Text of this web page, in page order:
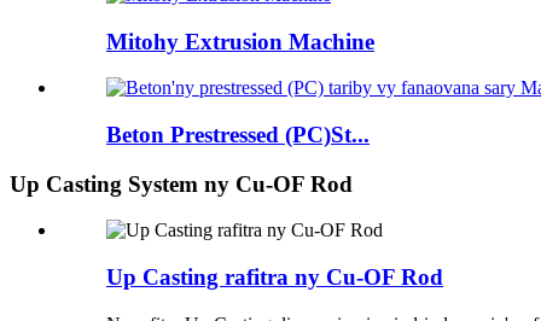
Mitohy Extrusion Machine
Beton Prestressed (PC)St...
Up Casting System ny Cu-OF Rod
Up Casting rafitra ny Cu-OF Rod